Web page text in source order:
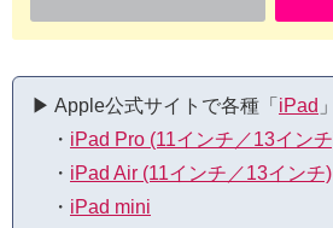
▶︎ Apple公式サイトで各種「 iPad
・ iPad Pro (11インチ／13イン
・ iPad Air (11インチ／13インチ)
・ iPad mini